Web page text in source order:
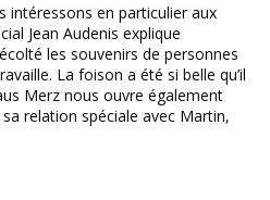
intéressons en particulier aux
Jean Audenis explique
les souvenirs de personnes
La foison a été si belle qu’il
Merz nous ouvre également
relation spéciale avec Martin,